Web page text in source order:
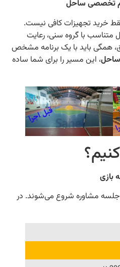
ساحل
تجهیزات کافی نیست.
با گروه سنی، رعایت
باید با یک برنامه مشخص
مسیر را برای شما ساده
شروع می‌شوند. در